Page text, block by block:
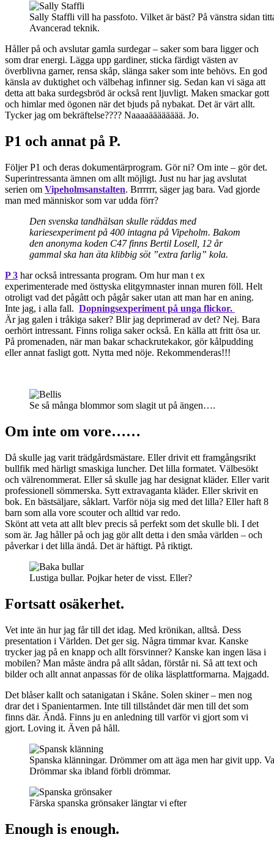
Sally Staffli vill ha passfoto. Vilket är bäst? På vänstra sidan
Avancerad teknik.
Håller på och avslutar gamla surdegar – saker som bara ligger och
som drar energi. Lägga upp gardiner, sticka färdigt västen av
överblivna garner, rensa skåp, slänga saker som inte behövs. En god
känsla av duktighet och välbehag infinner sig. Sedan kan vi säga att
detta att baka surdegsbröd är också rent ljuvligt. Maken smackar gott
och himlar med ögonen när det bjuds på nybakat. Det är värt allt.
Tycker jag om bekräftelse???? Naaaaääääääää. Jo.
P1 och annat på P.
Följer P1 och deras dokumentärprogram. Gör ni? Om inte – gör det.
Superintressanta ämnen om allt möjligt. Just nu har jag avslutat
serien om Vipeholmsanstalten. Brrrrrr, säger jag bara. Vad gjorde
man med människor som var udda förr?
Den svenska tandhälsan skulle räddas med
kariesexperiment på 400 intagna på Vipeholm. Bakom
den anonyma koden C47 finns Bertil Losell, 12 år
gammal ska han äta klibbig söt ”extra farlig” kola.
P 3 har också intressanta program. Om hur man t ex
experimenterade med östtyska elitgymnaster innan muren föll. Helt
otroligt vad det pågått och pågår saker utan att man har en aning.
Inte jag, i alla fall. Dopningsexperiment på unga flickor.
Är jag galen i tråkiga saker? Blir jag deprimerad av det? Nej. Bara
oerhört intressant. Finns roliga saker också. En källa att fritt ösa ur.
På promenaden, när man bakar schackrutekakor, gör kålpudding
eller annat fasligt gott. Nytta med nöje. Rekommenderas!!!
Se så många blommor som slagit ut på ängen….
Om inte om vore……
Då skulle jag varit trädgårdsmästare. Eller drivit ett framgångsrikt
bullfik med härligt smaskiga luncher. Det lilla formatet. Välbesökt
och välrenommerat. Eller så skulle jag har designat kläder. Eller varit
professionell sömmerska. Sytt extravaganta kläder. Eller skrivit en
bok. En bästsäljare, såklart. Varför nöja sig med det lilla? Eller haft 8
barn som alla vore scouter och alltid var redo.
Skönt att veta att allt blev precis så perfekt som det skulle bli. I det
som är. Jag håller på och jag gör allt detta i den småa världen – och
påverkar i det lilla ändå. Det är häftigt. På riktigt.
Lustiga bullar. Pojkar heter de visst. Eller?
Fortsatt osäkerhet.
Vet inte än hur jag får till det idag. Med krönikan, alltså. Dess
presentation i Världen. Det ger sig. Några timmar kvar. Kanske
trycker jag på en knapp och allt försvinner? Kanske kan ingen läsa i
mobilen? Man måste ändra på allt sådan, förstår ni. Så att text och
bilder och allt annat anpassas för de olika läsplattformarna. Majgadd.
Det blåser kallt och satanigatan i Skåne. Solen skiner – men nog
drar det i Spanientarmen. Inte till tillståndet där men till det som
finns där. Ändå. Finns ju en anledning till varför vi gjort som vi
gjort. Loving it. Även på håll.
Spanska klänningar. Drömmer om att äga men har givit upp.
Drömmar ska ibland förbli drömmar.
Färska spanska grönsaker längtar vi efter
Enough is enough.